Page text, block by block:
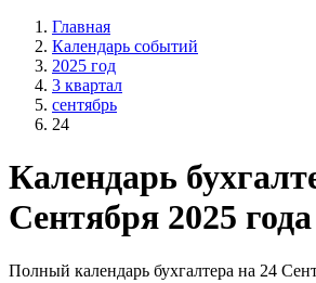
Главная
Календарь событий
2025 год
3 квартал
сентябрь
24
Календарь
Сентября 2025 года
Полный календарь бухгалтера на 24